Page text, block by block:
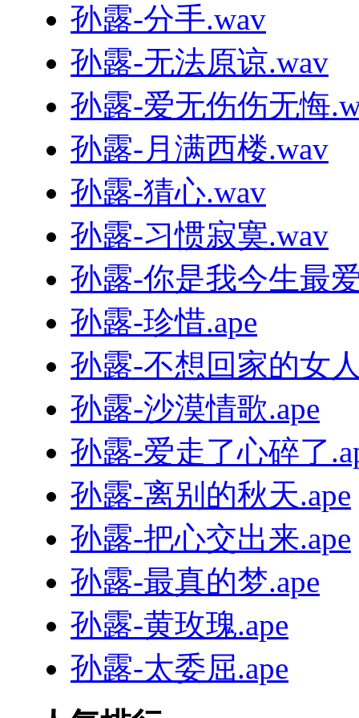
孙露-分手.wav
孙露-无法原谅.wav
孙露-爱无伤伤无悔
孙露-月满西楼.wav
孙露-猜心.wav
孙露-习惯寂寞.wav
孙露-你是我今生最
孙露-珍惜.ape
孙露-不想回家的女
孙露-沙漠情歌.ape
孙露-爱走了心碎了
孙露-离别的秋天.ape
孙露-把心交出来.ape
孙露-最真的梦.ape
孙露-黄玫瑰.ape
孙露-太委屈.ape